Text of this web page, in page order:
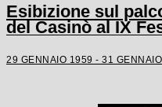
Esibizione sul
del Casinò al IX
29 GENNAIO 1959 - 31